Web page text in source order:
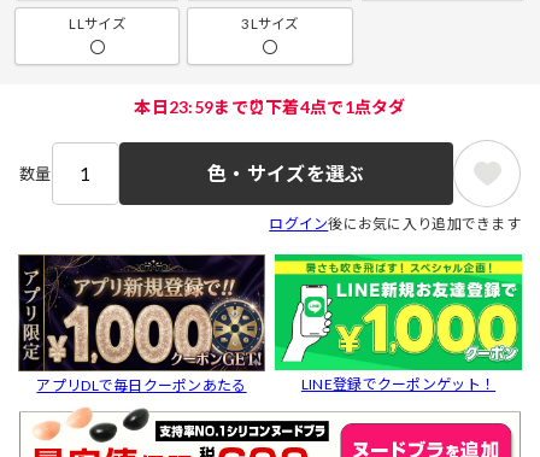
LLサイズ
〇
3Lサイズ
〇
本日23:59まで⏰下着4点で1点タダ
数量 色・サイズを選ぶ
ログイン後にお気に入り追加できます
アプリDLで毎日クーポンあたる LINE登録でクーポンゲット！